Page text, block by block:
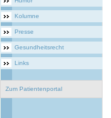
Kolumne
Presse
Gesundheitsrecht
Links
Zum Patientenportal